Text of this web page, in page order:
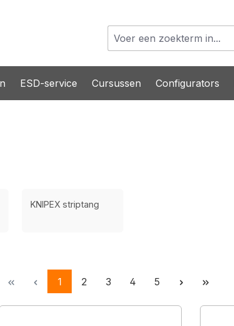
ESD-service Cursussen Configurators
KNIPEX striptang
Pagina
1 Pagina
2 Pagina
3 Pagina
4 Pagina
5